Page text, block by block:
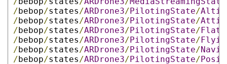
/bebop/states /ARDrone3/PilotingState/
/bebop/states /ARDrone3/PilotingState/
/bebop/states /ARDrone3/PilotingState/
/bebop/states /ARDrone3/PilotingState/
/bebop/states /ARDrone3/PilotingState/
/bebop/states /ARDrone3/PilotingState/